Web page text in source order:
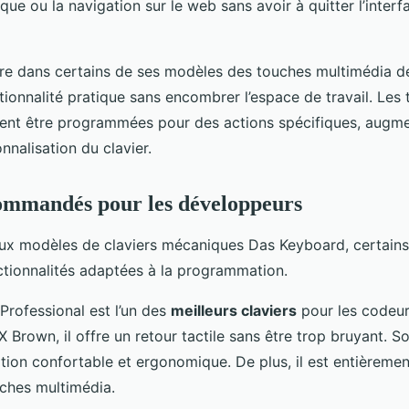
ou la navigation sur le web sans avoir à quitter
dans certains de ses modèles des touches multimédia
pratique sans encombrer l’espace de travail. Les
être programmées pour des actions spécifiques,
du clavier.
pour les développeurs
modèles de claviers mécaniques Das Keyboard,
adaptées à la programmation.
est l’un des meilleurs claviers pour les
Brown, il offre un retour tactile sans être trop bruyant.
confortable et ergonomique. De plus, il est
multimédia.